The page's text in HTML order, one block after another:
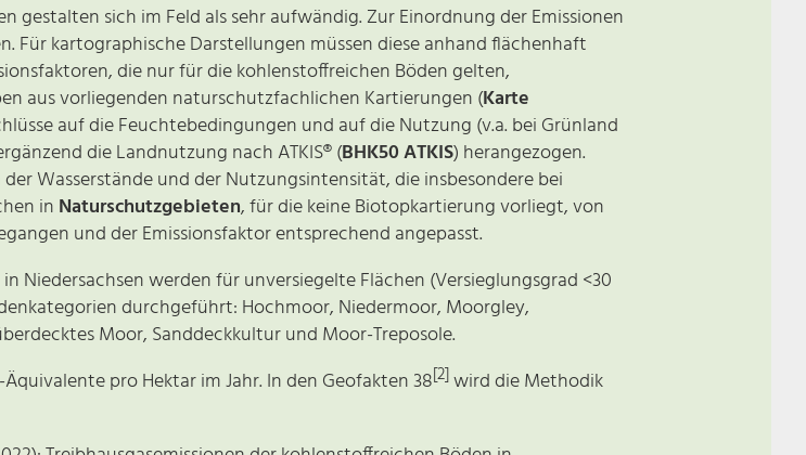
gestalten sich im Feld als sehr aufwändig. Zur Einordnung der Emissionen
Für kartographische Darstellungen müssen diese anhand flächenhaft
die nur für die kohlenstoffreichen Böden gelten,
aus vorliegenden naturschutzfachlichen Kartierungen (Karte
auf die Feuchtebedingungen und auf die Nutzung (v.a. bei Grünland
die Landnutzung nach ATKIS® (BHK50 ATKIS) herangezogen.
Wasserstände und der Nutzungsintensität, die insbesondere bei
in Naturschutzgebieten, für die keine Biotopkartierung vorliegt, von
und der Emissionsfaktor entsprechend angepasst.
Niedersachsen werden für unversiegelte Flächen (Versieglungsgrad <30
durchgeführt: Hochmoor, Niedermoor, Moorgley,
Moor, Sanddeckkultur und Moor-Treposole.
-Äquivalente pro Hektar im Jahr. In den Geofakten 38[2]wird die Methodik